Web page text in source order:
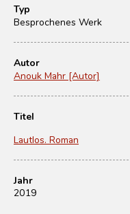
Typ
Besprochenes Werk
Autor
Anouk Mahr [Autor]
Titel
Lautlos. Roman
Jahr
2019